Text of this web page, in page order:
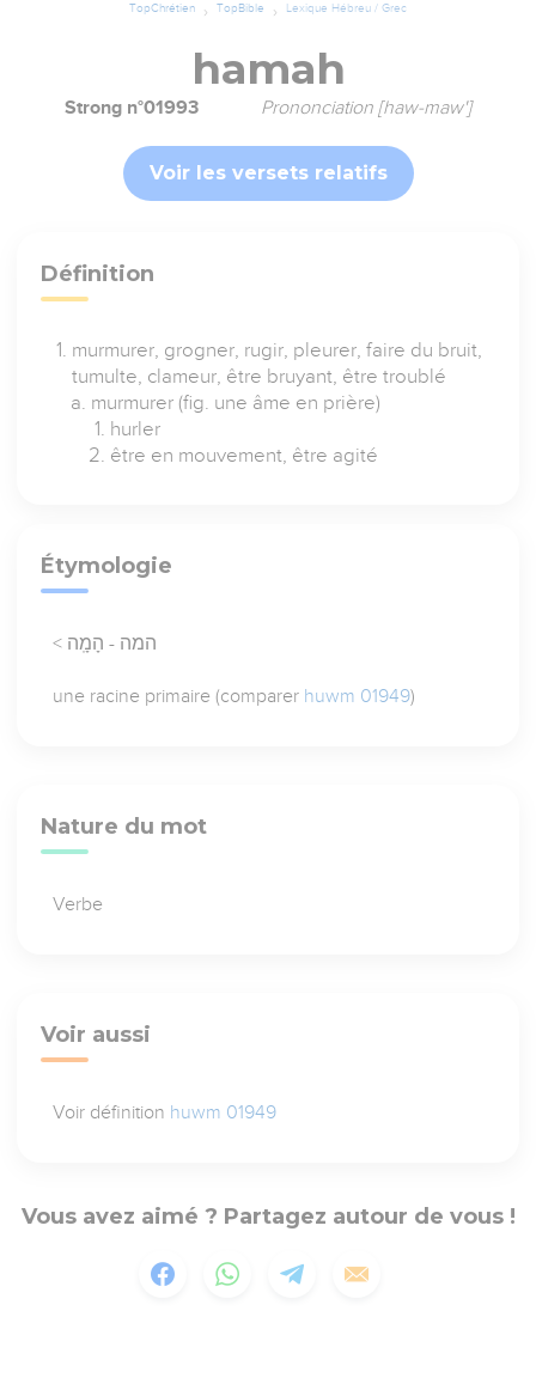
TopChrétien TopBible Lexique Hébreu / Grec
hamah
Strong n°01993 Prononciation [haw-maw']
Voir les versets relatifs
Définition
murmurer, grogner, rugir, pleurer, faire du bruit,
tumulte, clameur, être bruyant, être troublé
murmurer (fig. une âme en prière)
hurler
être en mouvement, être agité
Étymologie
< המה - הָמָֽה
une racine primaire (comparer huwm 01949)
Nature du mot
Verbe
Voir aussi
Voir définition huwm 01949
Vous avez aimé ? Partagez autour de vous !